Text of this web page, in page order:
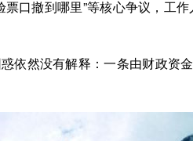
口撤到哪里”等核心争议，工
依然没有解释：一条由财政资